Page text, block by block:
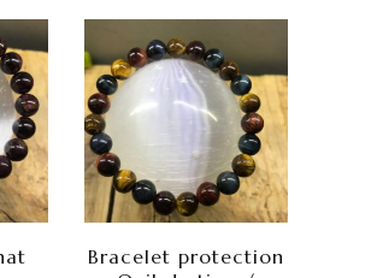
Bracelet protection